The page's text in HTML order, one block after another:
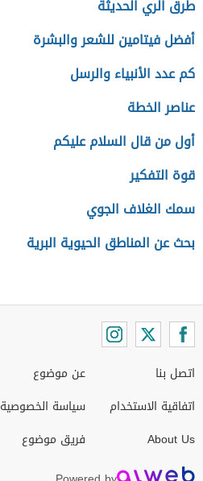
طرق الري الحديثة
أفضل فيتامين للشعر والبشرة
كم عدد الأنبياء والرسل
عناصر الخطة
أول من قال السلام عليكم
قوة التفكير
سمك الغلاف الجوي
بحث عن المناطق الحيوية البرية
اتصل بنا
اتفاقية الاستخدام
About Us
عن موضوع
سياسة الخصوصية
فريق موضوع